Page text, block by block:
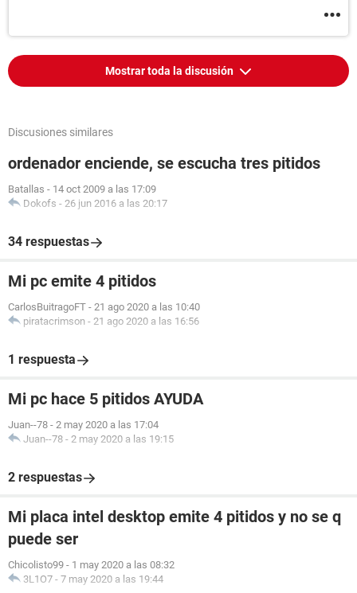
Mostrar toda la discusión
Discusiones similares
ordenador enciende, se escucha tres pitidos
Batallas - 14 oct 2009 a las 17:09
Dokofs - 26 jun 2016 a las 20:17
34 respuestas
Mi pc emite 4 pitidos
CarlosBuitragoFT - 21 ago 2020 a las 10:40
piratacrimson - 21 ago 2020 a las 16:56
1 respuesta
Mi pc hace 5 pitidos AYUDA
Juan--78 - 2 may 2020 a las 17:04
Juan--78 - 2 may 2020 a las 19:15
2 respuestas
Mi placa intel desktop emite 4 pitidos y no se q
puede ser
Chicolisto99 - 1 may 2020 a las 08:32
3L1O7 - 7 may 2020 a las 19:44